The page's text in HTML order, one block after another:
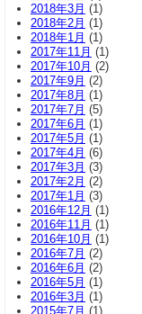
2018年3月 (1)
2018年2月 (1)
2018年1月 (1)
2017年11月 (1)
2017年10月 (2)
2017年9月 (2)
2017年8月 (1)
2017年7月 (5)
2017年6月 (1)
2017年5月 (1)
2017年4月 (6)
2017年3月 (3)
2017年2月 (2)
2017年1月 (3)
2016年12月 (1)
2016年11月 (1)
2016年10月 (1)
2016年7月 (2)
2016年6月 (2)
2016年5月 (1)
2016年3月 (1)
2015年7月 (1)